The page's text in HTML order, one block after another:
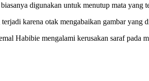
digunakan untuk menutup mata yang
karena otak mengabaikan gambar yang
Habibie mengalami kerusakan saraf pada